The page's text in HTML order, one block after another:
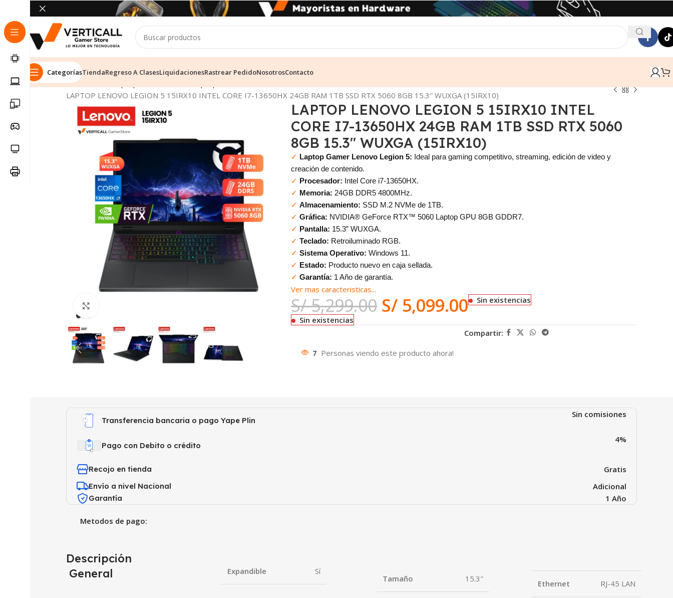
CategoríasTiendaRegreso A ClasesLiquidacionesRastrear PedidoNosotrosContacto
Inicio
LAPTOP LENOVO LEGION 5 15IRX10 INTEL CORE I7-13650HX 24GB RAM 1TB SSD RTX 5060 8GB 15.3″ WUXGA (15IRX10)
SALE
LAPTOP LENOVO LEGION 5 15IRX10 INTEL
CORE I7-13650HX 24GB RAM 1TB SSD RTX 5060
8GB 15.3″ WUXGA (15IRX10)
✓ Laptop Gamer Lenovo Legion 5: Ideal para gaming competitivo, streaming, edición de video y
creación de contenido.
✓ Procesador: Intel Core i7-13650HX.
✓ Memoria: 24GB DDR5 4800MHz.
✓ Almacenamiento: SSD M.2 NVMe de 1TB.
✓ Gráfica: NVIDIA® GeForce RTX™ 5060 Laptop GPU 8GB GDDR7.
✓ Pantalla: 15.3” WUXGA.
✓ Teclado: Retroiluminado RGB.
✓ Sistema Operativo: Windows 11.
✓ Estado: Producto nuevo en caja sellada.
✓ Garantía: 1 Año de garantía.
Ver mas caracteristicas...
S/5,299.00 S/ 5,099.00
Sin existencias
Sin existencias
Compartir:
7 Personas viendo este producto ahora!
Transferencia bancaria o pago Yape Plin
Sin comisiones
Pago con Debito o crédito
4%
Recojo en tienda Gratis
Envío a nivel Nacional Adicional
Garantía 1 Año
Metodos de pago:
Descripción
General
Expandible Sí
Tamaño 15.3″ Ethernet RJ-45 LAN